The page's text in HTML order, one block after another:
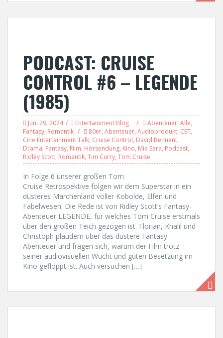
PODCAST: CRUISE
CONTROL #6 – LEGENDE
(1985)
Juni 29, 2024 Entertainment Blog Abenteuer, Alle,
Fantasy, Romantik 80er, Abenteuer, Audioprodukt, CET,
Cine Entertainment Talk, Cruise Control, David Bennent,
Drama, Fantasy, Film, Hörsendung, Kino, Mia Sara, Podcast,
Ridley Scott, Romantik, Tim Curry, Tom Cruise
In Folge 6 unserer großen Tom
Cruise Retrospektive folgen wir dem Superstar in ein
düsteres Märchenland voller Kobolde, Elfen und
Fabelwesen. Die Rede ist von Ridley Scott‘s Fantasy-
Abenteuer LEGENDE, für welches Tom Cruise erstmals
über den großen Teich gezogen ist. Florian, Khalil und
Christoph plaudern über das düstere Fantasy-
Abenteuer und fragen sich, warum der Film trotz
seiner audiovisuellen Wucht und guten Besetzung im
Kino gefloppt ist. Auch versuchen […]